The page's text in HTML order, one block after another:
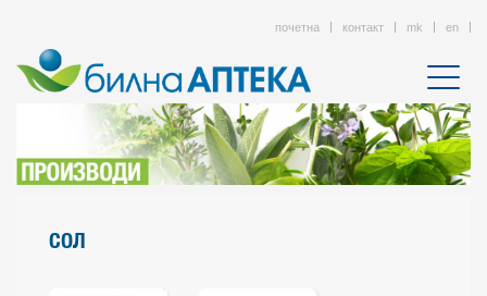
почетна контакт mk en
СОЛ